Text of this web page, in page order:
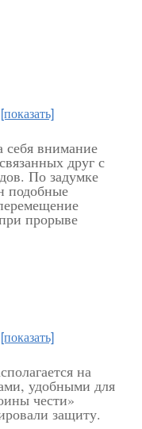
[показать]
себя внимание
друг с
По задумке
подобные
прорыве
[показать]
на
удобными для
чести»
защиту.